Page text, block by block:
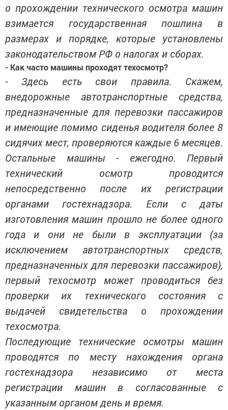
о прохождении технического осмотра машин
взимается государственная пошлина в
размерах и порядке, которые установлены
законодательством РФ о налогах и сборах.
- Как часто машины проходят техосмотр?
- Здесь есть свои правила. Скажем,
внедорожные автотранспортные средства,
предназначенные для перевозки пассажиров
и имеющие помимо сиденья водителя более 8
сидячих мест, проверяются каждые 6 месяцев.
Остальные машины - ежегодно. Первый
технический осмотр проводится
непосредственно после их регистрации
органами гостехнадзора. Если с даты
изготовления машин прошло не более одного
года и они не были в эксплуатации (за
исключением автотранспортных средств,
предназначенных для перевозки пассажиров),
первый техосмотр может проводиться без
проверки их технического состояния с
выдачей свидетельства о прохождении
техосмотра.
Последующие технические осмотры машин
проводятся по месту нахождения органа
гостехнадзора независимо от места
регистрации машин в согласованные с
указанным органом день и время.